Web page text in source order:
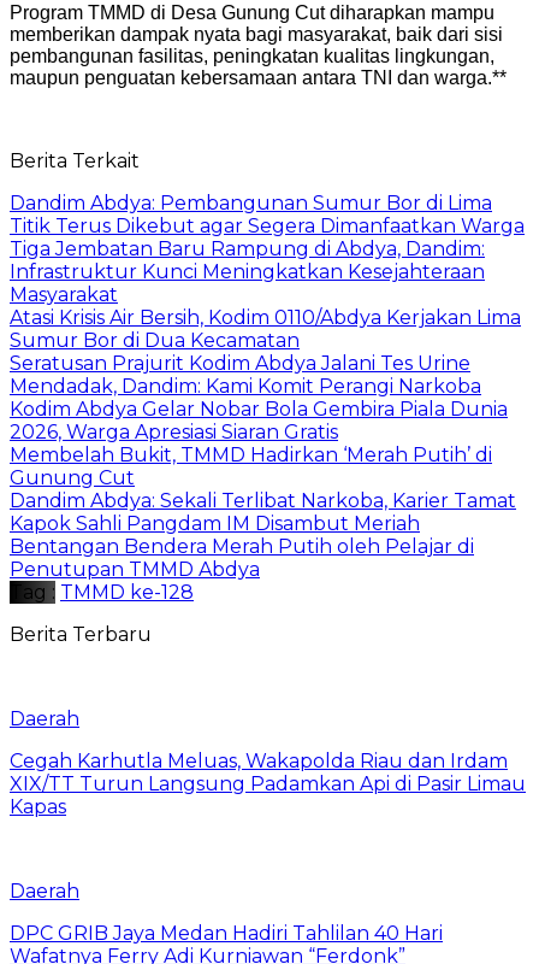
Program TMMD di Desa Gunung Cut diharapkan mampu
memberikan dampak nyata bagi masyarakat, baik dari sisi
pembangunan fasilitas, peningkatan kualitas lingkungan,
maupun penguatan kebersamaan antara TNI dan warga.**
Berita Terkait
Dandim Abdya: Pembangunan Sumur Bor di Lima
Titik Terus Dikebut agar Segera Dimanfaatkan Warga
Tiga Jembatan Baru Rampung di Abdya, Dandim:
Infrastruktur Kunci Meningkatkan Kesejahteraan
Masyarakat
Atasi Krisis Air Bersih, Kodim 0110/Abdya Kerjakan Lima
Sumur Bor di Dua Kecamatan
Seratusan Prajurit Kodim Abdya Jalani Tes Urine
Mendadak, Dandim: Kami Komit Perangi Narkoba
Kodim Abdya Gelar Nobar Bola Gembira Piala Dunia
2026, Warga Apresiasi Siaran Gratis
Membelah Bukit, TMMD Hadirkan ‘Merah Putih’ di
Gunung Cut
Dandim Abdya: Sekali Terlibat Narkoba, Karier Tamat
Kapok Sahli Pangdam IM Disambut Meriah
Bentangan Bendera Merah Putih oleh Pelajar di
Penutupan TMMD Abdya
Tag : TMMD ke-128
Berita Terbaru
Daerah
Cegah Karhutla Meluas, Wakapolda Riau dan Irdam
XIX/TT Turun Langsung Padamkan Api di Pasir Limau
Kapas
Daerah
DPC GRIB Jaya Medan Hadiri Tahlilan 40 Hari
Wafatnya Ferry Adi Kurniawan “Ferdonk”